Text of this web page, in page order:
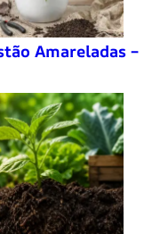
Amareladas –